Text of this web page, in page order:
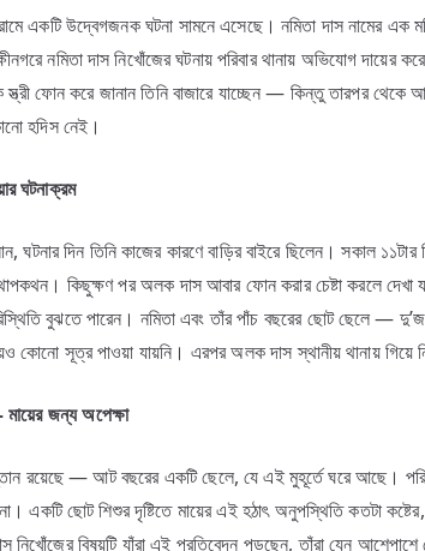
একটি উদ্বেগজনক ঘটনা সামনে এসেছে। নমিতা দাস নামের এক
নমিতা দাস নিখোঁজের ঘটনায় পরিবার থানায় অভিযোগ দায়ের
স্ত্রী ফোন করে জানান তিনি বাজারে যাচ্ছেন — কিন্তু তারপর
হদিস নেই।
ঘটনাক্রম
ঘটনার দিন তিনি কাজের কারণে বাড়ির বাইরে ছিলেন। সকাল
কিছুক্ষণ পর অলক দাস আবার ফোন করার চেষ্টা করলে দেখা
বুঝতে পারেন। নমিতা এবং তাঁর পাঁচ বছরের ছোট ছেলে —
কোনো সূত্র পাওয়া যায়নি। এরপর অলক দাস স্থানীয় থানায় গিয়ে
মায়েরজন্যঅপেক্ষা
রয়েছে — আট বছরের একটি ছেলে, যে এই মুহূর্তে ঘরে আছে।
একটি ছোট শিশুর দৃষ্টিতে মায়ের এই হঠাৎ অনুপস্থিতি কতটা
দাস নিখোঁজের বিষয়টি যাঁরা এই প্রতিবেদন পড়ছেন, তাঁরা যেন